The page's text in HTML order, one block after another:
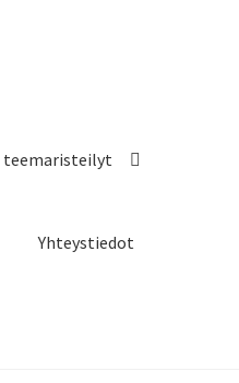
teemaristeilyt
Yhteystiedot